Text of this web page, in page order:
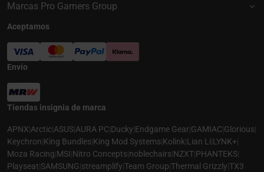
Marcas Pro Gamers Group
Aceptamos
Envío
Tiendas insignia de marca
APNX|Arctic|ASUS|AURA PC|Ducky|Endgame Gear|GAMIAC|Glorious|
Keychron|King Bundles|King Mod Systems|Kolink|Lian Li|LYNK+|
Moza Racing|MSI|Nitro Concepts|noblechairs|NZXT|PHANTEKS|
Playseat|SAMSUNG|streamplify|Team Group|Thermal Grizzly|TX3